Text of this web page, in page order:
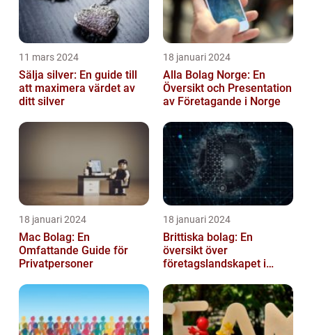
11 mars 2024
Sälja silver: En guide till
att maximera värdet av
ditt silver
18 januari 2024
Alla Bolag Norge: En
Översikt och Presentation
av Företagande i Norge
18 januari 2024
Mac Bolag: En
Omfattande Guide för
Privatpersoner
18 januari 2024
Brittiska bolag: En
översikt över
företagslandskapet i